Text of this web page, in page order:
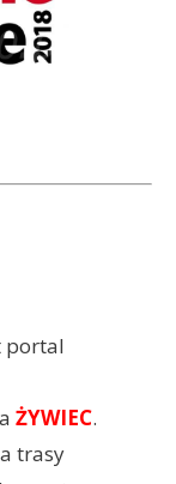
portal
ŻYWIEC.
trasy